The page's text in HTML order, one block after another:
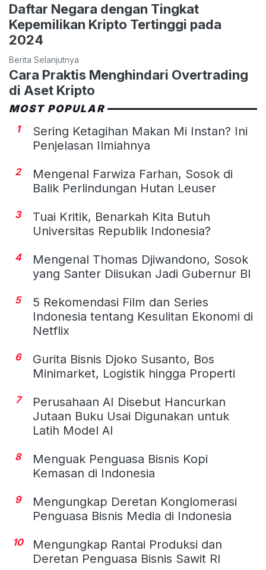
Daftar Negara dengan Tingkat
Kepemilikan Kripto Tertinggi pada
2024
Berita Selanjutnya
Cara Praktis Menghindari Overtrading
di Aset Kripto
MOST POPULAR
1
Sering Ketagihan Makan Mi Instan? Ini
Penjelasan Ilmiahnya
2
Mengenal Farwiza Farhan, Sosok di
Balik Perlindungan Hutan Leuser
3
Tuai Kritik, Benarkah Kita Butuh
Universitas Republik Indonesia?
4
Mengenal Thomas Djiwandono, Sosok
yang Santer Diisukan Jadi Gubernur BI
5
5 Rekomendasi Film dan Series
Indonesia tentang Kesulitan Ekonomi di
Netflix
6
Gurita Bisnis Djoko Susanto, Bos
Minimarket, Logistik hingga Properti
7
Perusahaan AI Disebut Hancurkan
Jutaan Buku Usai Digunakan untuk
Latih Model AI
8
Menguak Penguasa Bisnis Kopi
Kemasan di Indonesia
9
Mengungkap Deretan Konglomerasi
Penguasa Bisnis Media di Indonesia
10
Mengungkap Rantai Produksi dan
Deretan Penguasa Bisnis Sawit RI